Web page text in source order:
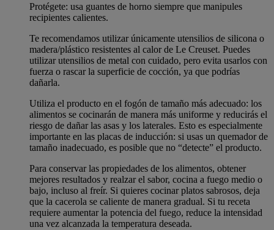
Protégete: usa guantes de horno siempre que manipules
recipientes calientes.
Te recomendamos utilizar únicamente utensilios de silicona o
madera/plástico resistentes al calor de Le Creuset. Puedes
utilizar utensilios de metal con cuidado, pero evita usarlos con
fuerza o rascar la superficie de cocción, ya que podrías
dañarla.
Utiliza el producto en el fogón de tamaño más adecuado: los
alimentos se cocinarán de manera más uniforme y reducirás el
riesgo de dañar las asas y los laterales. Esto es especialmente
importante en las placas de inducción: si usas un quemador de
tamaño inadecuado, es posible que no “detecte” el producto.
Para conservar las propiedades de los alimentos, obtener
mejores resultados y realzar el sabor, cocina a fuego medio o
bajo, incluso al freír. Si quieres cocinar platos sabrosos, deja
que la cacerola se caliente de manera gradual. Si tu receta
requiere aumentar la potencia del fuego, reduce la intensidad
una vez alcanzada la temperatura deseada.